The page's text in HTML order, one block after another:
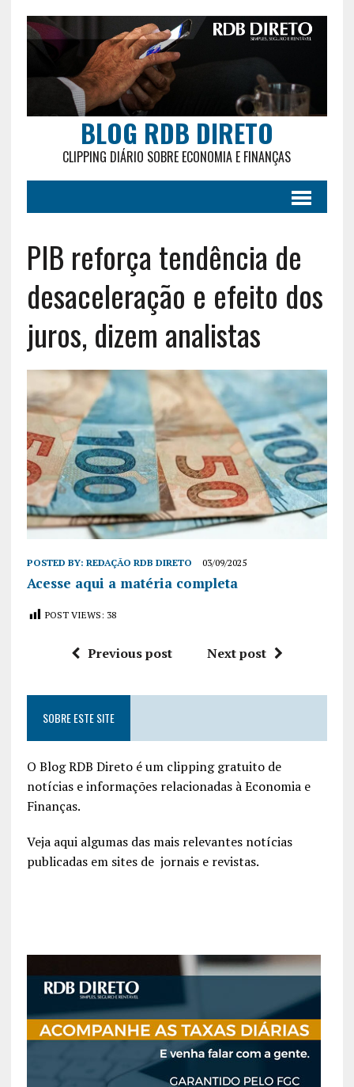
BLOG RDB DIRETO
CLIPPING DIÁRIO SOBRE ECONOMIA E FINANÇAS
PIB reforça tendência de
desaceleração e efeito dos
juros, dizem analistas
POSTED BY: REDAÇÃO RDB DIRETO 03/09/2025
Acesse aqui a matéria completa
POST VIEWS: 38
Previous post Next post
SOBRE ESTE SITE
O Blog RDB Direto é um clipping gratuito de
notícias e informações relacionadas à Economia e
Finanças.
Veja aqui algumas das mais relevantes notícias
publicadas em sites de jornais e revistas.